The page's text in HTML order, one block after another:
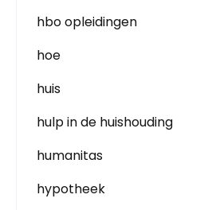
hbo opleidingen
hoe
huis
hulp in de huishouding
humanitas
hypotheek